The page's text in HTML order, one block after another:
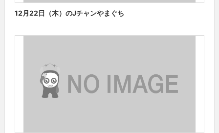
12月22日（木）のJチャンやまぐち